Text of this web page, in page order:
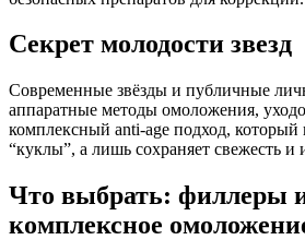
Секрет молодости звезд
Современные звёзды и публичные
аппаратные методы омоложения,
комплексный anti-age подход, который
“куклы”, а лишь сохраняет свежесть и
Что выбрать: филлеры
комплексное